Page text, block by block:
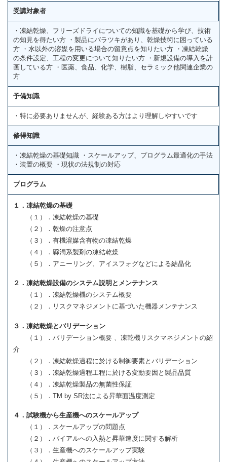
受講対象者
・凍結乾燥、フリーズドライについての知識を基礎から学び、技術
の知見を得たい方 ・製品にバラツキがあり、乾燥技術に困っている
方 ・水以外の溶媒を用いる場合の留意点を知りたい方 ・凍結乾燥
の条件設定、工程の変更について知りたい方 ・新規設備の導入を計
画している方 ・医薬、食品、化学、樹脂、セラミック他関連企業の
方
予備知識
・特に必要ありませんが、経験ある方はより理解しやすいです
修得知識
・凍結乾燥の基礎知識 ・スケールアップ、プログラム最適化の手法
・装置の概要 ・現状の法規制の対応
プログラム
１．凍結乾燥の基礎
（１）．凍結乾燥の基礎
（２）．乾燥の注意点
（３）．有機溶媒含有物の凍結乾燥
（４）．縣濁系製剤の凍結乾燥
（５）．アニーリング、アイスフォグなどによる結晶化
２．凍結乾燥設備のシステム説明とメンテナンス
（１）．凍結乾燥機のシステム概要
（２）．リスクマネジメントに基づいた機器メンテナンス
３．凍結乾燥とバリデーション
（１）．バリデーション概要 、凍乾機リスクマネジメントの紹
介
（２）．凍結乾燥過程に於ける制御要素とバリデーション
（３）．凍結乾燥過程工程に於ける変動要因と製品品質
（４）．凍結乾燥製品の無菌性保証
（５）．TM by SR法による昇華面温度測定
４．試験機から生産機へのスケールアップ
（１）．スケールアップの問題点
（２）．バイアルへの入熱と昇華速度に関する解析
（３）．生産機へのスケールアップ実験